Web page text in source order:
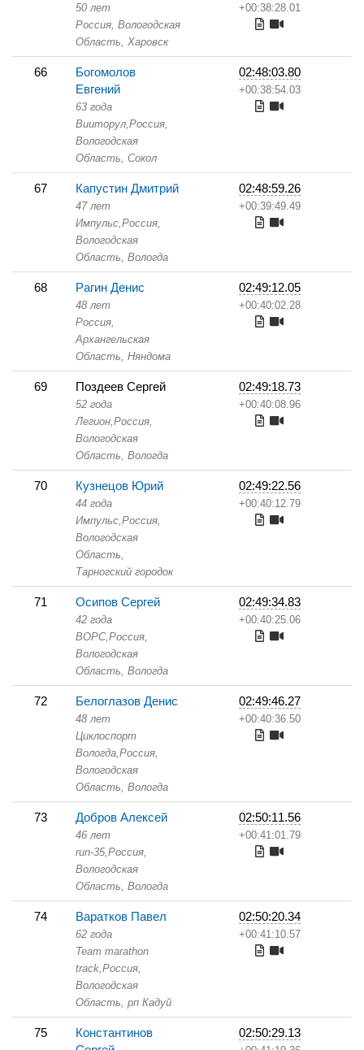
50 лет
Россия, Вологодская
Область, Харовск
+00:38:28.01
66
Богомолов
Евгений
63 года
Вииторул,Россия,
Вологодская
Область, Сокол
02:48:03.80
+00:38:54.03
67 Капустин Дмитрий
47 лет
Импульс,Россия,
Вологодская
Область, Вологда
02:48:59.26
+00:39:49.49
68 Рагин Денис
48 лет
Россия,
Архангельская
Область, Няндома
02:49:12.05
+00:40:02.28
69 Поздеев Сергей
52 года
Легион,Россия,
Вологодская
Область, Вологда
02:49:18.73
+00:40:08.96
70 Кузнецов Юрий
44 года
Импульс,Россия,
Вологодская
Область,
Тарногский городок
02:49:22.56
+00:40:12.79
71 Осипов Сергей
42 года
ВОРС,Россия,
Вологодская
Область, Вологда
02:49:34.83
+00:40:25.06
72 Белоглазов Денис
48 лет
Циклоспорт
Вологда,Россия,
Вологодская
Область, Вологда
02:49:46.27
+00:40:36.50
73 Добров Алексей
46 лет
run-35,Россия,
Вологодская
Область, Вологда
02:50:11.56
+00:41:01.79
74 Варатков Павел
62 года
Team marathon
track,Россия,
Вологодская
Область, рп Кадуй
02:50:20.34
+00:41:10.57
75
Константинов
02:50:29.13